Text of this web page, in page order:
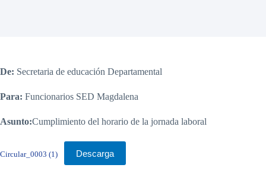
De: Secretaria de educación Departamental
Para: Funcionarios SED Magdalena
Asunto:Cumplimiento del horario de la jornada laboral
Circular_0003 (1) Descarga